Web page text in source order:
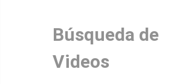
Búsqueda de
Videos